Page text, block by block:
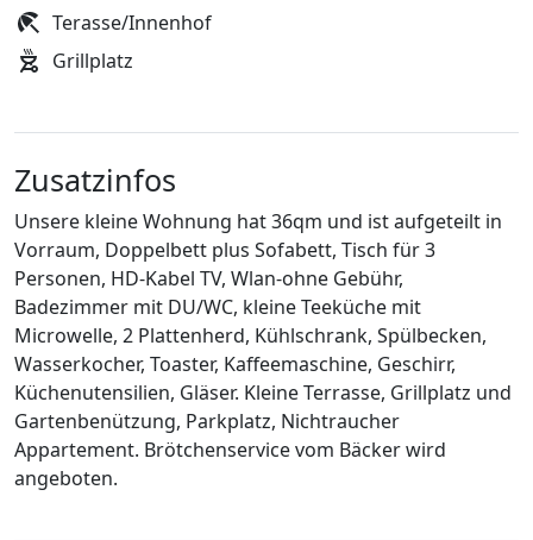
Terasse/Innenhof
Grillplatz
Zusatzinfos
Unsere kleine Wohnung hat 36qm und ist aufgeteilt in
Vorraum, Doppelbett plus Sofabett, Tisch für 3
Personen, HD-Kabel TV, Wlan-ohne Gebühr,
Badezimmer mit DU/WC, kleine Teeküche mit
Microwelle, 2 Plattenherd, Kühlschrank, Spülbecken,
Wasserkocher, Toaster, Kaffeemaschine, Geschirr,
Küchenutensilien, Gläser. Kleine Terrasse, Grillplatz und
Gartenbenützung, Parkplatz, Nichtraucher
Appartement. Brötchenservice vom Bäcker wird
angeboten.